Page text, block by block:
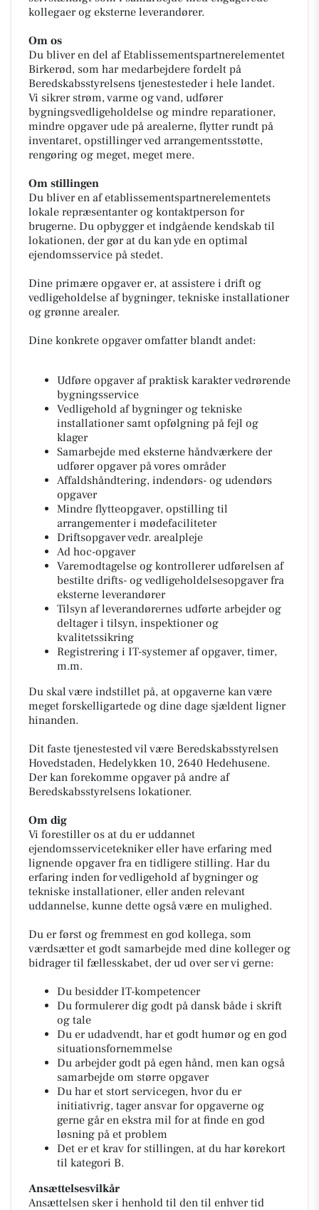
kollegaer og eksterne leverandører.
Om os
Du bliver en del af Etablissementspartnerelementet
Birkerød, som har medarbejdere fordelt på
Beredskabsstyrelsens tjenestesteder i hele landet.
Vi sikrer strøm, varme og vand, udfører
bygningsvedligeholdelse og mindre reparationer,
mindre opgaver ude på arealerne, flytter rundt på
inventaret, opstillinger ved arrangementsstøtte,
rengøring og meget, meget mere.
Om stillingen
Du bliver en af etablissementspartnerelementets
lokale repræsentanter og kontaktperson for
brugerne. Du opbygger et indgående kendskab til
lokationen, der gør at du kan yde en optimal
ejendomsservice på stedet.
Dine primære opgaver er, at assistere i drift og
vedligeholdelse af bygninger, tekniske installationer
og grønne arealer.
Dine konkrete opgaver omfatter blandt andet:
Udføre opgaver af praktisk karakter vedrørende
bygningsservice
Vedligehold af bygninger og tekniske
installationer samt opfølgning på fejl og
klager
Samarbejde med eksterne håndværkere der
udfører opgaver på vores områder
Affaldshåndtering, indendørs- og udendørs
opgaver
Mindre flytteopgaver, opstilling til
arrangementer i mødefaciliteter
Driftsopgaver vedr. arealpleje
Ad hoc-opgaver
Varemodtagelse og kontrollerer udførelsen af
bestilte drifts- og vedligeholdelsesopgaver fra
eksterne leverandører
Tilsyn af leverandørernes udførte arbejder og
deltager i tilsyn, inspektioner og
kvalitetssikring
Registrering i IT-systemer af opgaver, timer,
m.m.
Du skal være indstillet på, at opgaverne kan være
meget forskelligartede og dine dage sjældent ligner
hinanden.
Dit faste tjenestested vil være Beredskabsstyrelsen
Hovedstaden, Hedelykken 10, 2640 Hedehusene.
Der kan forekomme opgaver på andre af
Beredskabsstyrelsens lokationer.
Om dig
Vi forestiller os at du er uddannet
ejendomsservicetekniker eller have erfaring med
lignende opgaver fra en tidligere stilling. Har du
erfaring inden for vedligehold af bygninger og
tekniske installationer, eller anden relevant
uddannelse, kunne dette også være en mulighed.
Du er først og fremmest en god kollega, som
værdsætter et godt samarbejde med dine kolleger og
bidrager til fællesskabet, der ud over ser vi gerne:
Du besidder IT-kompetencer
Du formulerer dig godt på dansk både i skrift
og tale
Du er udadvendt, har et godt humør og en god
situationsfornemmelse
Du arbejder godt på egen hånd, men kan også
samarbejde om større opgaver
Du har et stort servicegen, hvor du er
initiativrig, tager ansvar for opgaverne og
gerne går en ekstra mil for at finde en god
løsning på et problem
Det er et krav for stillingen, at du har kørekort
til kategori B.
Ansættelsesvilkår
Ansættelsen sker i henhold til den til enhver tid